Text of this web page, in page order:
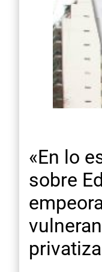
«En lo
sobre